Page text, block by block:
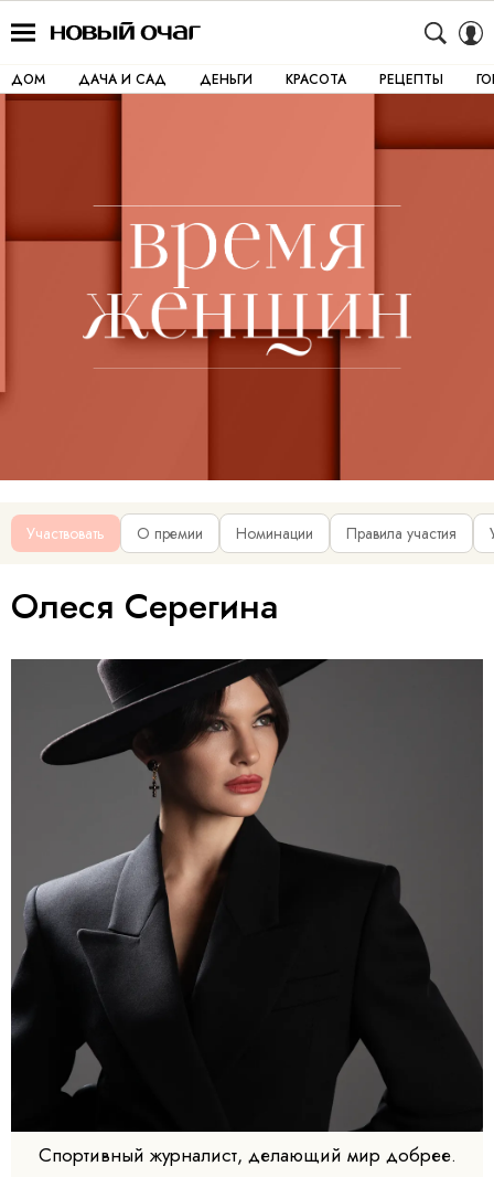
ДОМ ДАЧА И САД ДЕНЬГИ КРАСОТА РЕЦЕПТЫ
Участвовать О премии Номинации Правила участия
Олеся Серегина
Спортивный журналист, делающий мир добрее.